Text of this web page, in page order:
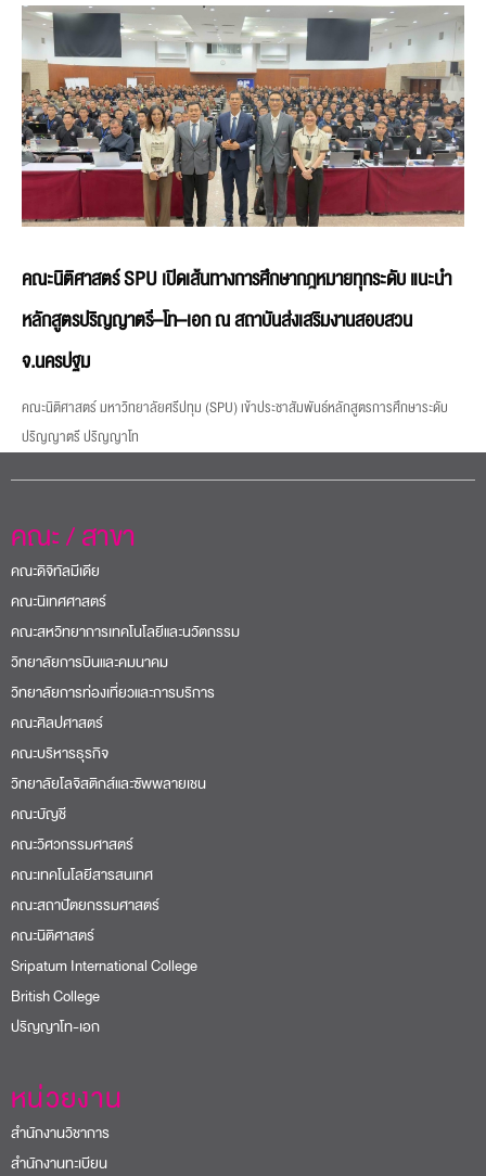
คณะนิติศาสตร์ SPU เปิดเส้นทางการศึกษากฎหมายทุกระดับ แนะนำ
หลักสูตรปริญญาตรี–โท–เอก ณ สถาบันส่งเสริมงานสอบสวน
จ.นครปฐม
คณะนิติศาสตร์ มหาวิทยาลัยศรีปทุม (SPU) เข้าประชาสัมพันธ์หลักสูตรการศึกษาระดับ
ปริญญาตรี ปริญญาโท
คณะ / สาขา
คณะดิจิทัลมีเดีย
คณะนิเทศศาสตร์
คณะสหวิทยาการเทคโนโลยีและนวัตกรรม
วิทยาลัยการบินและคมนาคม
วิทยาลัยการท่องเที่ยวและการบริการ
คณะศิลปศาสตร์
คณะบริหารธุรกิจ
วิทยาลัยโลจิสติกส์และซัพพลายเชน
คณะบัญชี
คณะวิศวกรรมศาสตร์
คณะเทคโนโลยีสารสนเทศ
คณะสถาปัตยกรรมศาสตร์
คณะนิติศาสตร์
Sripatum International College
British College
ปริญญาโท-เอก
หน่วยงาน
สำนักงานวิชาการ
สำนักงานทะเบียน